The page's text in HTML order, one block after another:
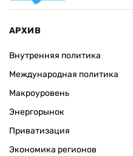
АРХИВ
Внутренняя политика
Международная политика
Макроуровень
Энергорынок
Приватизация
Экономика регионов